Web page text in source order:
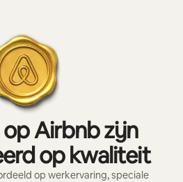
op Airbnb zijn
op kwaliteit
op werkervaring, speciale